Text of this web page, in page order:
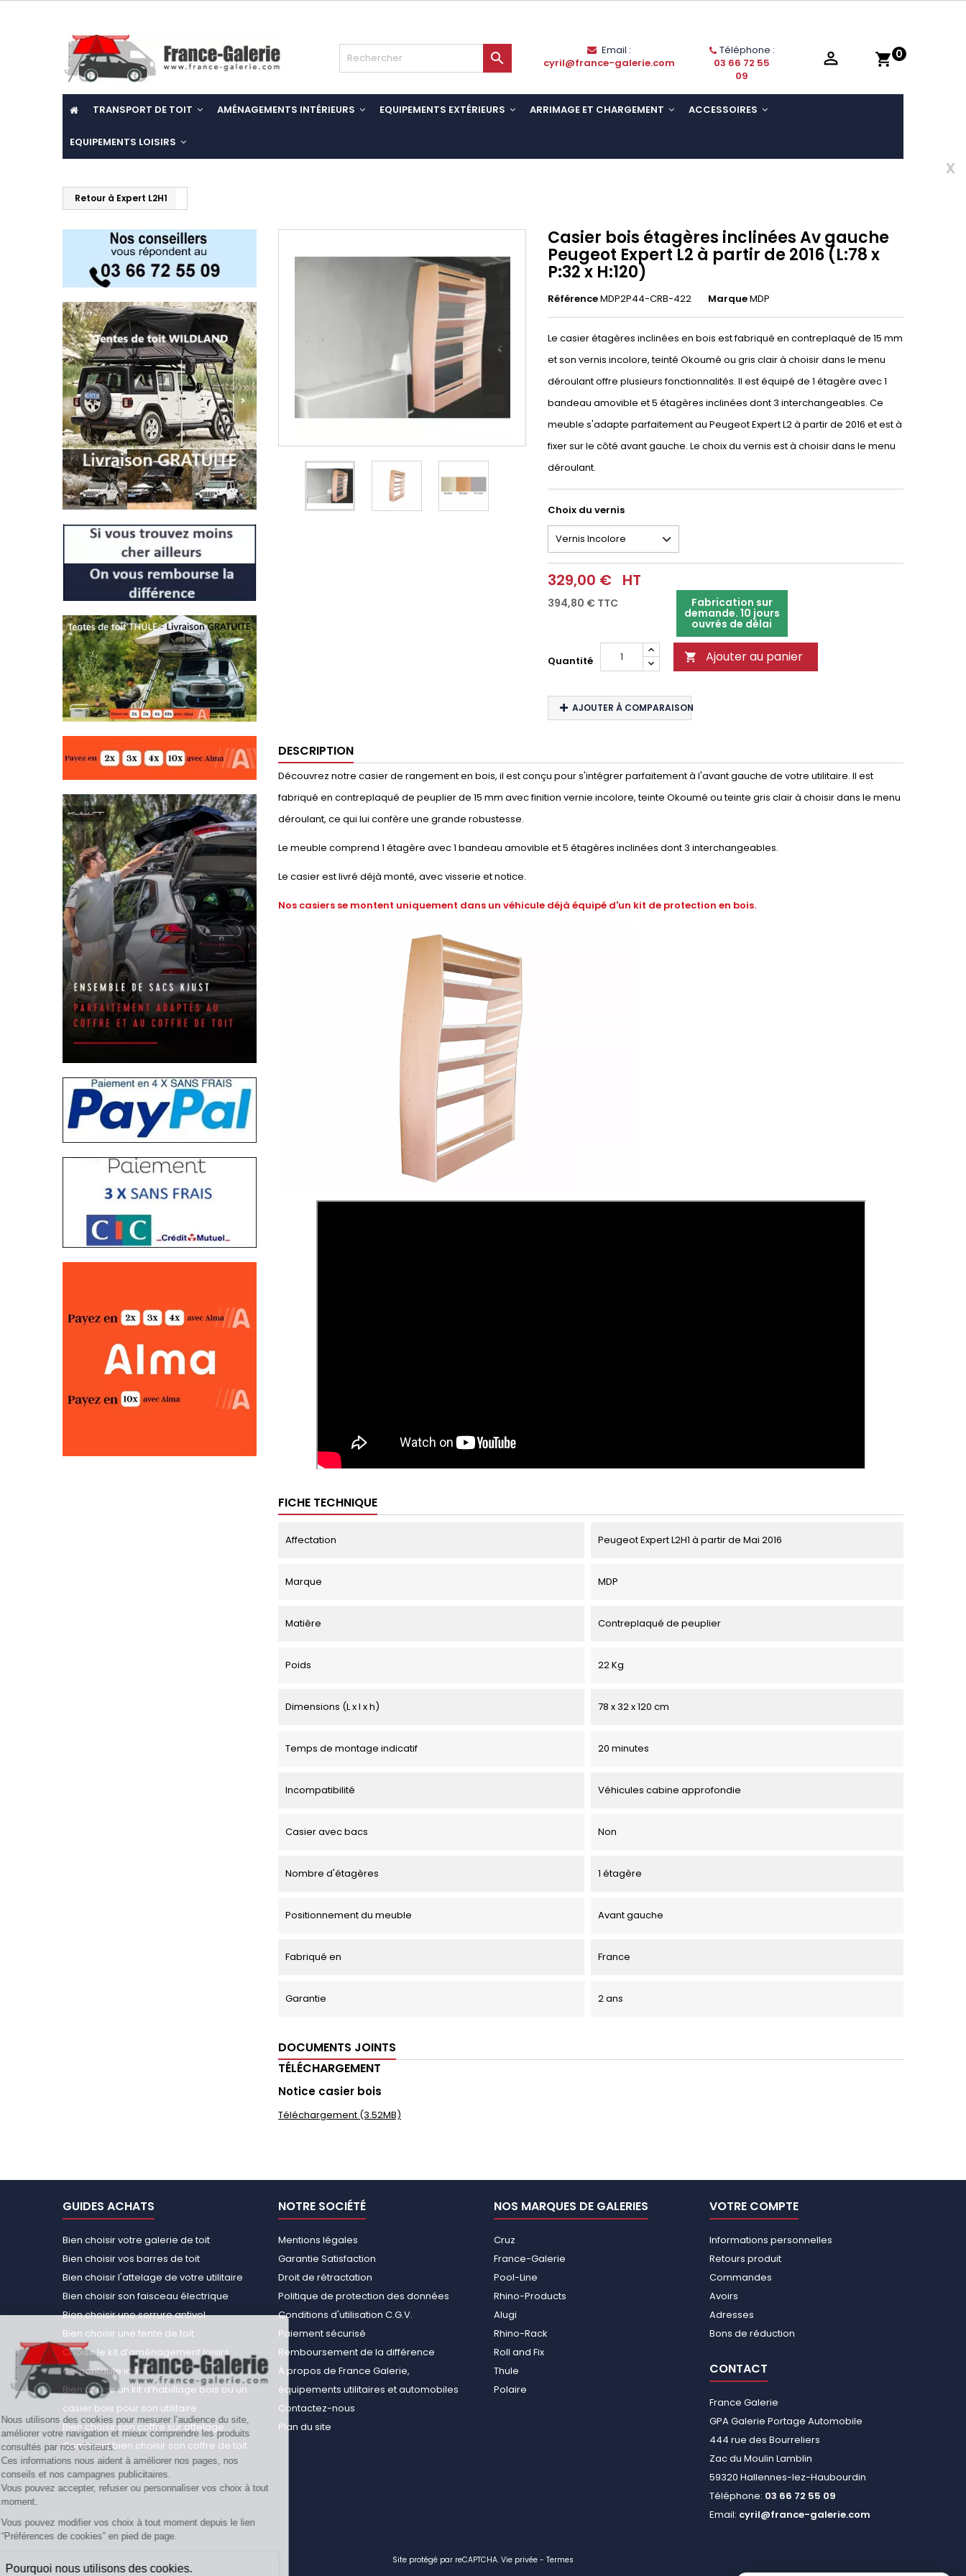
Nous utilisons des cookies pour mesurer l’audience du site,
améliorer votre navigation et mieux comprendre les produits
consultés par nos visiteurs.
Ces informations nous aident à améliorer nos pages, nos
conseils et nos campagnes publicitaires.
Vous pouvez accepter, refuser ou personnaliser vos choix à tout
moment.
Vous pouvez modifier vos choix à tout moment depuis le lien
“Préférences de cookies” en pied de page.
Pourquoi nous utilisons des cookies.
shopping_cart 0

Email :
cyril@france-galerie.com
Téléphone :
03 66 72 55
09

TRANSPORT DE TOIT AMÉNAGEMENTS INTÉRIEURS EQUIPEMENTS EXTÉRIEURS ARRIMAGE ET CHARGEMENT ACCESSOIRES
EQUIPEMENTS LOISIRS
x
Retour à Expert L2H1
Casier bois étagères inclinées Av gauche
Peugeot Expert L2 à partir de 2016 (L:78 x
P:32 x H:120)
RéférenceMDP2P44-CRB-422 MarqueMDP
Le casier étagères inclinées en bois est fabriqué en contreplaqué de 15 mm
et son vernis incolore, teinté Okoumé ou gris clair à choisir dans le menu
déroulant offre plusieurs fonctionnalités. Il est équipé de 1 étagère avec 1
bandeau amovible et 5 étagères inclinées dont 3 interchangeables. Ce
meuble s'adapte parfaitement au Peugeot Expert L2 à partir de 2016 et est à
fixer sur le côté avant gauche. Le choix du vernis est à choisir dans le menu
déroulant.
Choix du vernis
329,00 € HT
394,80 € TTC Fabrication sur
demande. 10 jours
ouvrés de délai
Quantité  Ajouter au panier
AJOUTER À COMPARAISON
DESCRIPTION
Découvrez notre casier de rangement en bois, il est conçu pour s'intégrer parfaitement à l'avant gauche de votre utilitaire. Il est
fabriqué en contreplaqué de peuplier de 15 mm avec finition vernie incolore, teinte Okoumé ou teinte gris clair à choisir dans le menu
déroulant, ce qui lui confère une grande robustesse.
Le meuble comprend 1 étagère avec 1 bandeau amovible et 5 étagères inclinées dont 3 interchangeables.
Le casier est livré déjà monté, avec visserie et notice.
Nos casiers se montent uniquement dans un véhicule déjà équipé d'un kit de protection en bois.
FICHE TECHNIQUE
Affectation Peugeot Expert L2H1 à partir de Mai 2016
Marque MDP
Matière Contreplaqué de peuplier
Poids 22 Kg
Dimensions (L x l x h) 78 x 32 x 120 cm
Temps de montage indicatif 20 minutes
Incompatibilité Véhicules cabine approfondie
Casier avec bacs Non
Nombre d'étagères 1 étagère
Positionnement du meuble Avant gauche
Fabriqué en France
Garantie 2 ans
DOCUMENTS JOINTS
TÉLÉCHARGEMENT
Notice casier bois
Téléchargement (3.52MB)
GUIDES ACHATS
Bien choisir votre galerie de toit
Bien choisir vos barres de toit
Bien choisir l'attelage de votre utilitaire
Bien choisir son faisceau électrique
Bien choisir une serrure antivol
Bien choisir une tente de toit
Choisir le kit d’aménagement loisirs
démontable idéal
Bien choisir un kit d’habillage bois ou un
casier bois pour son utilitaire
Bien choisir son coffre sur attelage
Comment bien choisir son coffre de toit
NOTRE SOCIÉTÉ
Mentions légales
Garantie Satisfaction
Droit de rétractation
Politique de protection des données
Conditions d'utilisation C.G.V.
Paiement sécurisé
Remboursement de la différence
À propos de France Galerie,
équipements utilitaires et automobiles
Contactez-nous
Plan du site
NOS MARQUES DE GALERIES
Cruz
France-Galerie
Pool-Line
Rhino-Products
Alugi
Rhino-Rack
Roll and Fix
Thule
Polaire
VOTRE COMPTE
Informations personnelles
Retours produit
Commandes
Avoirs
Adresses
Bons de réduction
CONTACT
France Galerie
GPA Galerie Portage Automobile
444 rue des Bourreliers
Zac du Moulin Lamblin
59320 Hallennes-lez-Haubourdin
Téléphone: 03 66 72 55 09
Email: cyril@france-galerie.com
Site protégé par reCAPTCHA. Vie privée - Termes